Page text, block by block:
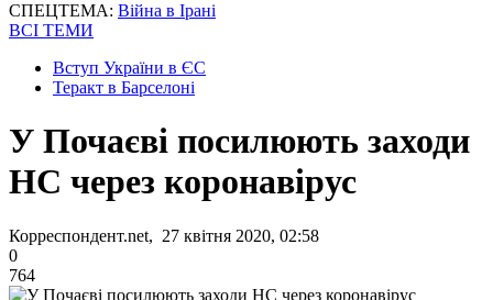
СПЕЦТЕМА: Війна в Ірані
ВСІ ТЕМИ
Вступ України в ЄС
Теракт в Барселоні
У Почаєві посилюють заходи
НС через коронавірус
Корреспондент.net, 27 квітня 2020, 02:58
0
764